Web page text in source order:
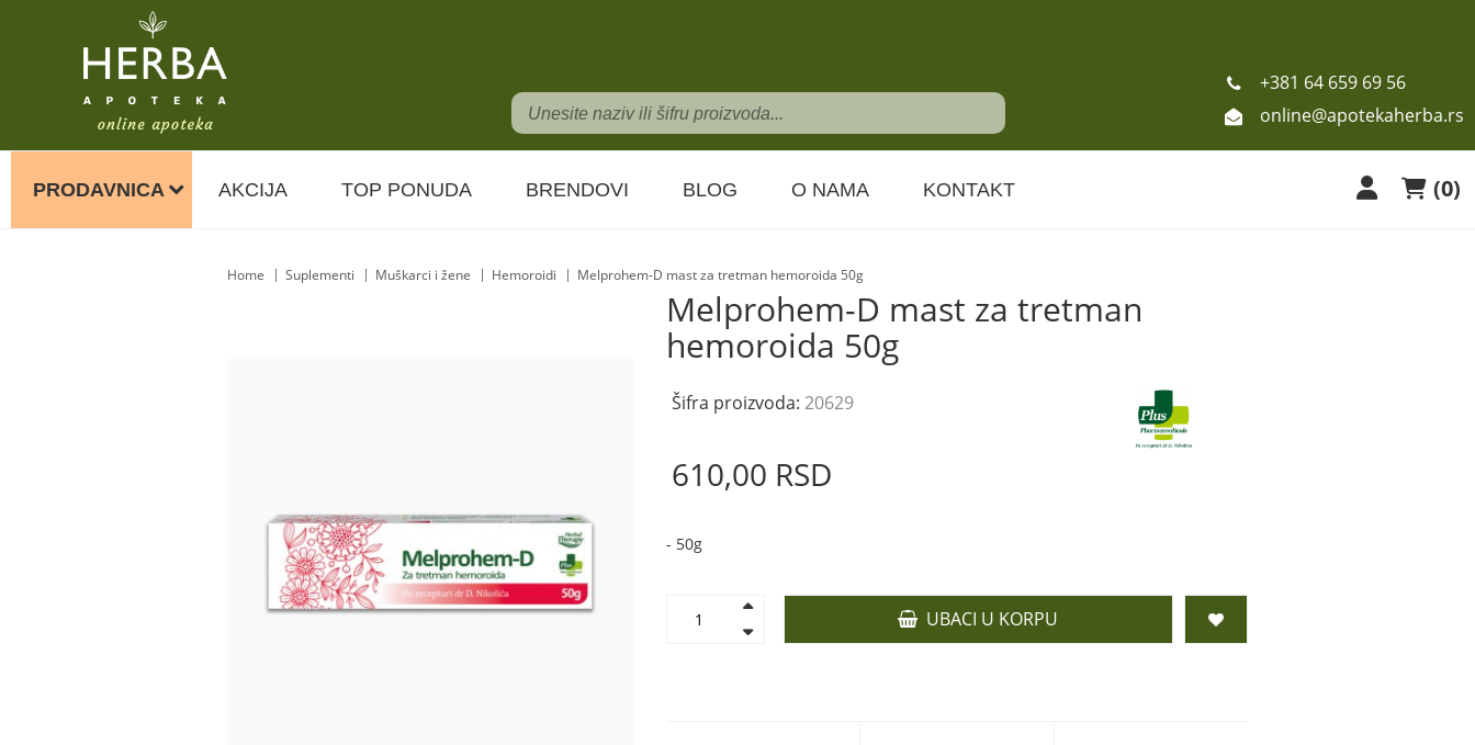
(0)
+381 64 659 69 56
online@apotekaherba.rs
PRODAVNICA AKCIJA TOP PONUDA BRENDOVI BLOG O NAMA KONTAKT
Home Suplementi Muškarci i žene Hemoroidi Melprohem-D mast za tretman hemoroida 50g
Melprohem-D mast za tretman
hemoroida 50g
Šifra proizvoda: 20629
610,00 RSD
- 50g
UBACI U KORPU